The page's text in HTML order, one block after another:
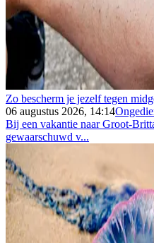
Zo bescherm je jezelf tegen
06 augustus 2026, 14:14
Bij een vakantie naar Groot-
gewaarschuwd v...